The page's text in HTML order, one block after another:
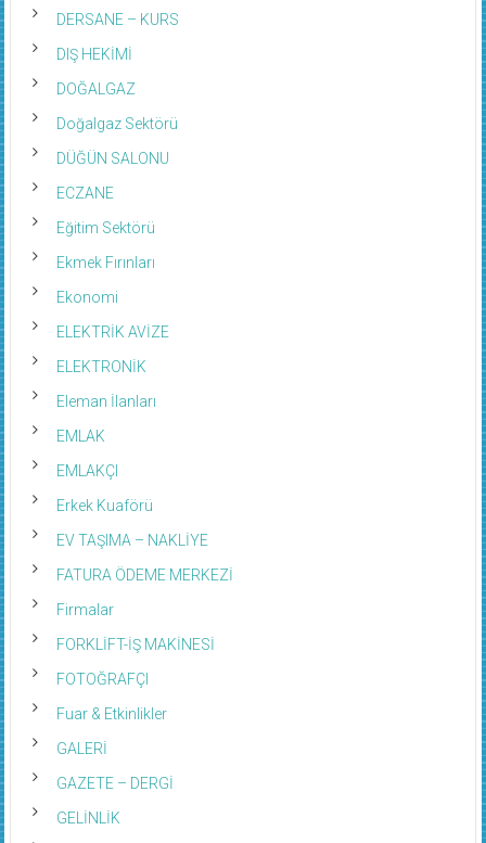
DERSANE – KURS
DIŞ HEKİMİ
DOĞALGAZ
Doğalgaz Sektörü
DÜĞÜN SALONU
ECZANE
Eğitim Sektörü
Ekmek Fırınları
Ekonomi
ELEKTRİK AVİZE
ELEKTRONİK
Eleman İlanları
EMLAK
EMLAKÇI
Erkek Kuaförü
EV TAŞIMA – NAKLİYE
FATURA ÖDEME MERKEZİ
Firmalar
FORKLİFT-İŞ MAKİNESİ
FOTOĞRAFÇI
Fuar & Etkinlikler
GALERİ
GAZETE – DERGİ
GELİNLİK